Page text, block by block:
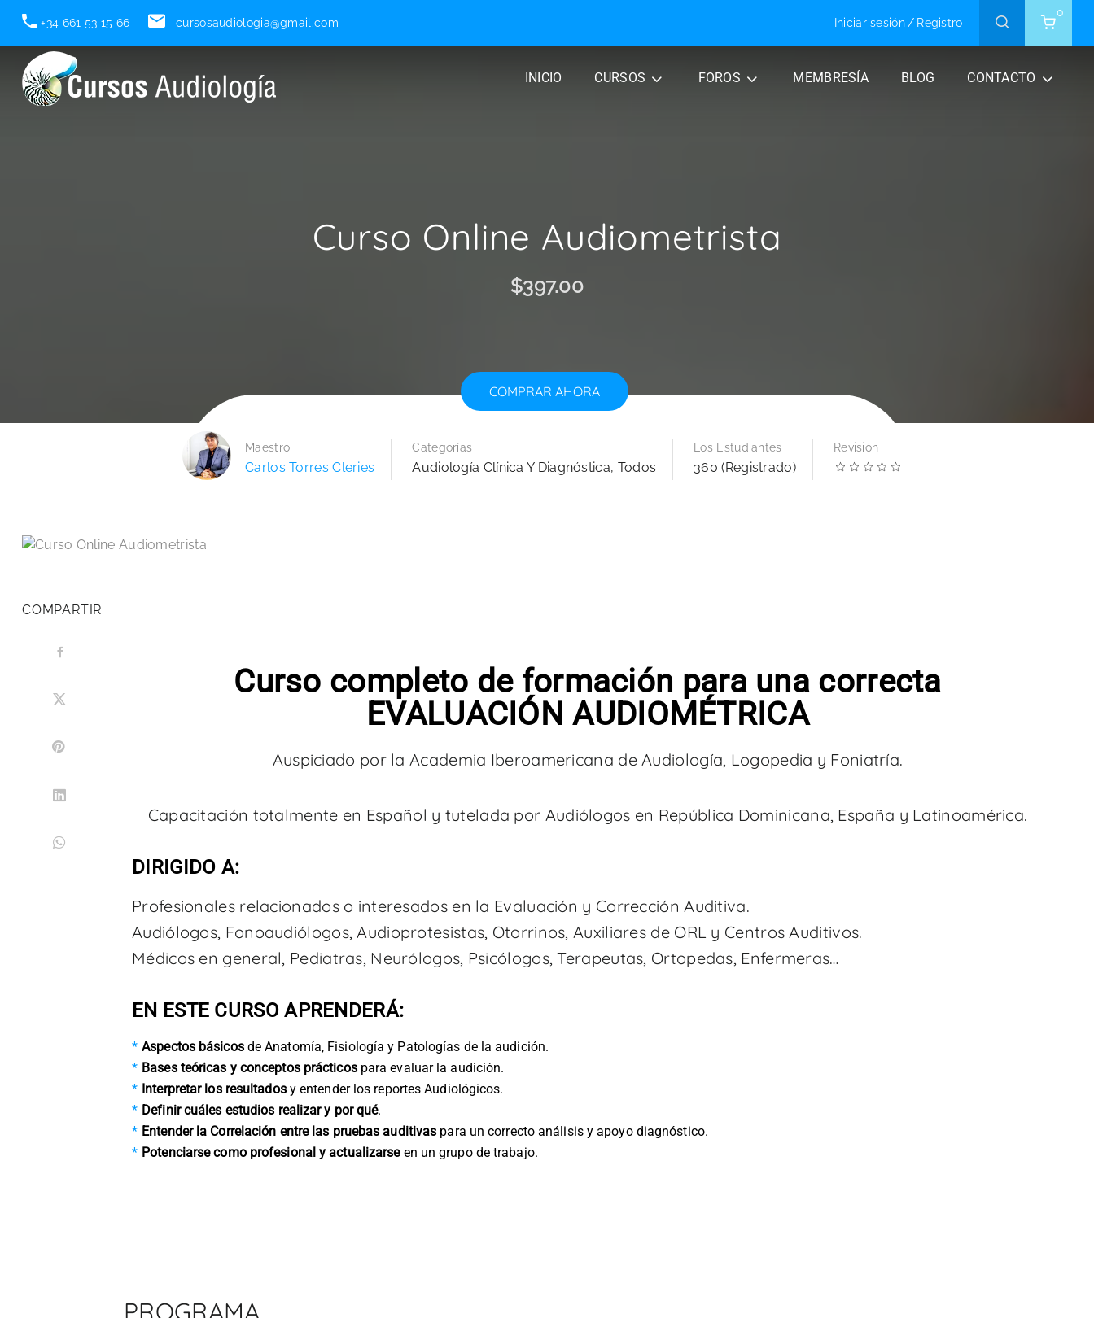
+34 661 53 15 66 cursosaudiologia@gmail.com Iniciar sesión / Registro
0
INICIO CURSOS FOROS MEMBRESÍA BLOG CONTACTO
Curso Online Audiometrista
$397.00
COMPRAR AHORA
Maestro
Carlos Torres Cleries
Categorías
Audiología Clínica Y Diagnóstica, Todos
Los Estudiantes
360 (Registrado)
Revisión
COMPARTIR
Curso completo de formación para una correcta
EVALUACIÓN AUDIOMÉTRICA
Auspiciado por la Academia Iberoamericana de Audiología, Logopedia y Foniatría.
Capacitación totalmente en Español y tutelada por Audiólogos en República Dominicana, España y Latinoamérica.
DIRIGIDO A:
Profesionales relacionados o interesados en la Evaluación y Corrección Auditiva.
Audiólogos, Fonoaudiólogos, Audioprotesistas, Otorrinos, Auxiliares de ORL y Centros Auditivos.
Médicos en general, Pediatras, Neurólogos, Psicólogos, Terapeutas, Ortopedas, Enfermeras…
EN ESTE CURSO APRENDERÁ:
Aspectos básicosde Anatomía, Fisiología y Patologías de la audición.
Bases teóricas y conceptos prácticospara evaluar la audición.
Interpretar los resultadosy entender los reportes Audiológicos.
Definir cuáles estudios realizar y por qué.
Entender la Correlación entre las pruebas auditivas para un correcto análisis y apoyo diagnóstico.
Potenciarse como profesional y actualizarseen un grupo de trabajo.
PROGRAMA